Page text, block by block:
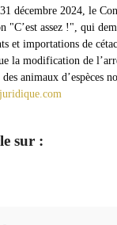
décembre 2024, le
"C’est assez !", qui
et importations de
la modification de
animaux d’espèces